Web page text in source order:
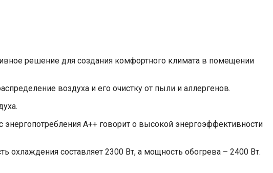
решение для создания комфортного климата в помещении
воздуха и его очистку от пыли и аллергенов.
энергопотребления A++ говорит о высокой энергоэффективности
составляет 2300 Вт, а мощность обогрева – 2400 Вт.